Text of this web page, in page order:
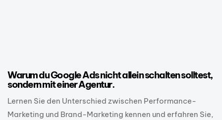
Warum du Google Ads nicht allein schalten solltest,
sondern mit einer Agentur.
Lernen Sie den Unterschied zwischen Performance-
Marketing und Brand-Marketing kennen und erfahren Sie,